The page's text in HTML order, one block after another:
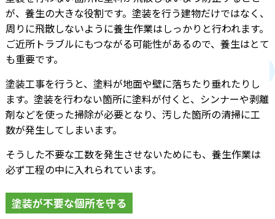
が、養生の大きな役割です。塗装を行う建物だけではなく、
周りに飛散しないように養生作業はしっかりと行われます。
ご近所トラブルにもつながる可能性があるので、養生はとて
も重要です。
塗装工事を行うと、塗料が地面や壁に落ちたり垂れたりし
ます。塗装を行わない箇所に塗料が付くと、シンナーや剥離
剤などを使った掃除が必要となり、汚した箇所の清掃に工
数が発生してしまいます。
そうした不要な工数を発生させないためにも、養生作業は
必ず工程の中に入れられています。
塗装が不要な個所を守る